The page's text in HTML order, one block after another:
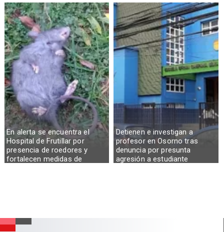
En alerta se encuentra el
Hospital de Frutillar por
presencia de roedores y
fortalecen medidas de
Detienen e investigan a
profesor en Osorno tras
denuncia por presunta
agresión a estudiante